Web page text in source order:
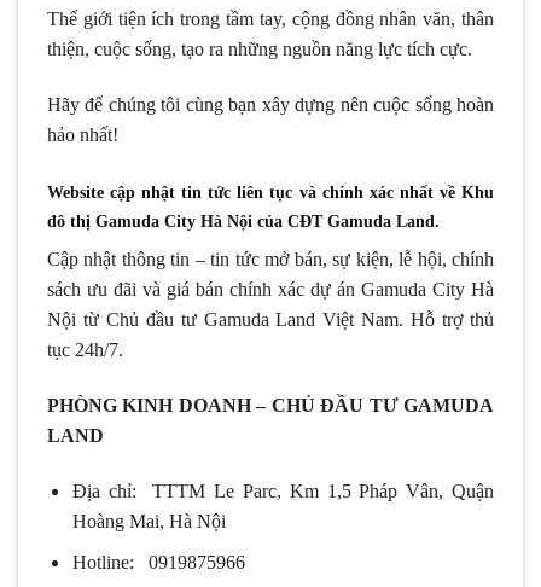
Thế giới tiện ích trong tầm tay, cộng đồng nhân văn, thân
thiện, cuộc sống, tạo ra những nguồn năng lực tích cực.
Hãy để chúng tôi cùng bạn xây dựng nên cuộc sống hoàn
hảo nhất!
Website cập nhật tin tức liên tục và chính xác nhất về Khu
đô thị Gamuda City Hà Nội của CĐT Gamuda Land.
Cập nhật thông tin – tin tức mở bán, sự kiện, lễ hội, chính
sách ưu đãi và giá bán chính xác dự án Gamuda City Hà
Nội từ Chủ đầu tư Gamuda Land Việt Nam. Hỗ trợ thủ
tục 24h/7.
PHÒNG KINH DOANH – CHỦ ĐẦU TƯ GAMUDA
LAND
Địa chỉ: TTTM Le Parc, Km 1,5 Pháp Vân, Quận
Hoàng Mai, Hà Nội
Hotline: 0919875966